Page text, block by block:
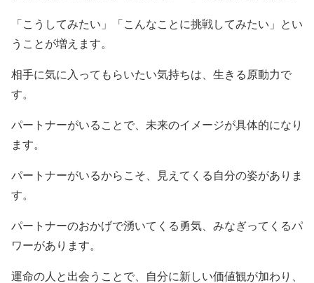
「こうしてみたい」「こんなことに挑戦してみたい」とい
うことが増えます。
相手に気に入ってもらいたい気持ちは、生きる原動力で
す。
パートナーがいることで、未来のイメージが具体的になり
ます。
パートナーがいるからこそ、見えてくる自分の姿がありま
す。
パートナーのおかげで湧いてくる勇気、みなぎってくるパ
ワーがあります。
運命の人と出会うことで、自分に新しい価値観が加わり、